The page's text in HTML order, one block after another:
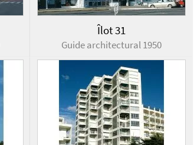
Îlot 31
Guide architectural 1950